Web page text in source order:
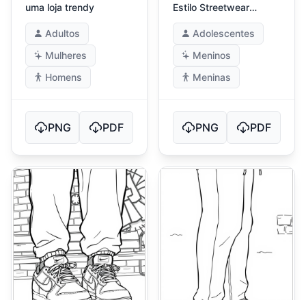
uma loja trendy
Adultos
Mulheres
Homens
PNG PDF
Estilo Streetwear
Casual
Adolescentes
Meninos
Meninas
PNG PDF